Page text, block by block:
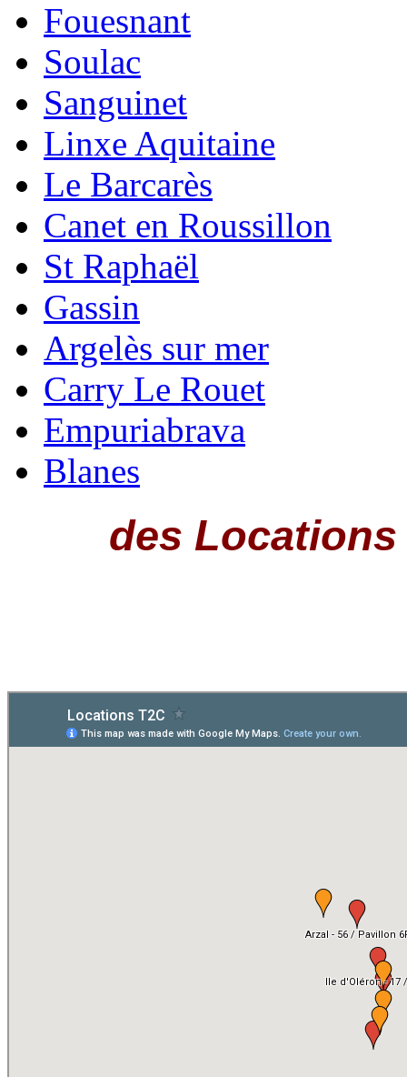
Fouesnant
Soulac
Sanguinet
Linxe Aquitaine
Le Barcarès
Canet en Roussillon
St Raphaël
Gassin
Argelès sur mer
Carry Le Rouet
Empuriabrava
Blanes
des Locations